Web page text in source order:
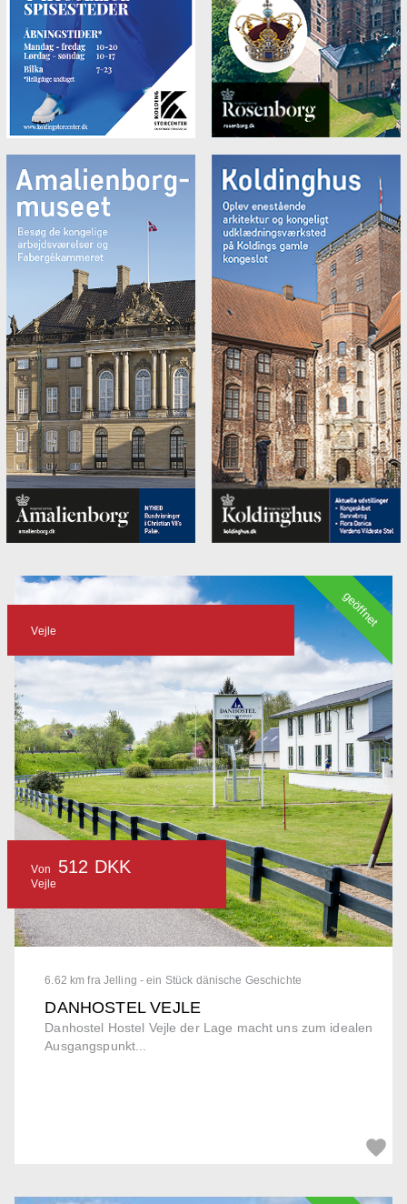
6.62 km fra Jelling - ein Stück dänische Geschichte
DANHOSTEL VEJLE
Danhostel Hostel Vejle der Lage macht uns zum idealen
Ausgangspunkt...
Vejle
Von 512 DKK
Vejle
geöffnet